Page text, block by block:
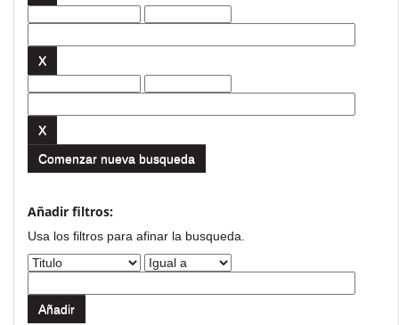
Comenzar nueva busqueda
Añadir filtros:
Usa los filtros para afinar la busqueda.